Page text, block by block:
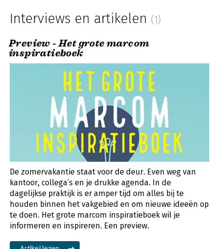
Interviews en artikelen (1)
Preview - Het grote marcom
inspiratieboek
De zomervakantie staat voor de deur. Even weg van
kantoor, collega’s en je drukke agenda. In de
dagelijkse praktijk is er amper tijd om alles bij te
houden binnen het vakgebied en om nieuwe ideeën op
te doen. Het grote marcom inspiratieboek wil je
informeren en inspireren. Een preview.